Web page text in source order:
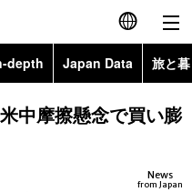
English
简体字
depth Japan Data 旅と
Topics
中摩擦懸念で買い膨
News
from Japan